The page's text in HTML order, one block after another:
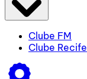
Clube FM
Clube Recife